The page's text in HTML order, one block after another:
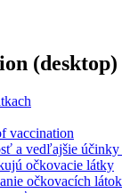
(desktop)
vaccination
a vedľajšie
očkovacie látky
očkovacích